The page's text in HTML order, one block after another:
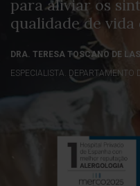
para aliviar os
qualidade de vida
DRA. TERESA TOSCANO DE
ESPECIALISTA.